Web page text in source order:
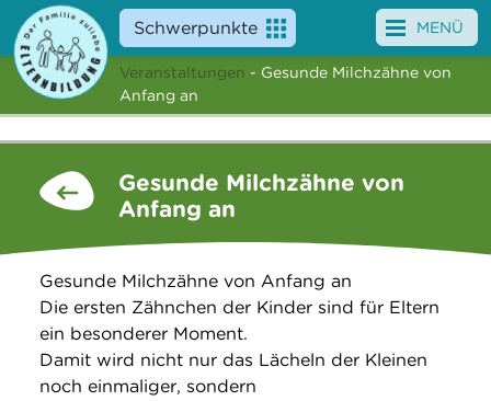
Schwerpunkte
Angebote
News
Über uns
Suche
MENÜ
Veranstaltungen - Gesunde Milchzähne von
Anfang an
Gesunde Milchzähne von
Anfang an
Gesunde Milchzähne von Anfang an
Die ersten Zähnchen der Kinder sind für Eltern
ein besonderer Moment.
Damit wird nicht nur das Lächeln der Kleinen
noch einmaliger, sondern